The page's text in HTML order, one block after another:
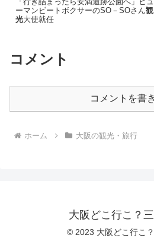
ーマンビートボクサーのSO－SOさん観
光大使就任
コメント
コメントを書
ホーム 大阪の観光・旅行
大阪どこ行こ？
© 2023 大阪どこ行こ